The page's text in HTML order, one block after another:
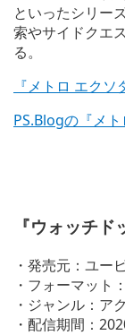
といったシリー
索やサイドクエ
る。
『メトロ エク
PS.Blogの『メ
『ウォッチド
・発売元：ユー
・フォーマット
・ジャンル：ア
・配信期間：